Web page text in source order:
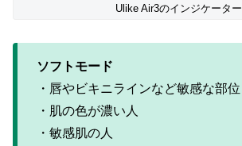
Ulike Air3のインジケーター
ソフトモード
・唇やビキニラインなど敏感な部位
・肌の色が濃い人
・敏感肌の人